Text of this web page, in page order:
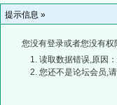
提示信息 »
您没有登录或者您没有
读取数据错误,原因
您还不是论坛会员,